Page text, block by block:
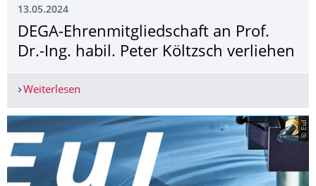
13.05.2024
DEGA-Ehrenmitglieds­chaft an Prof.
Dr.-Ing. habil. Peter Költzsch verliehen
Weiterlesen
© EuI